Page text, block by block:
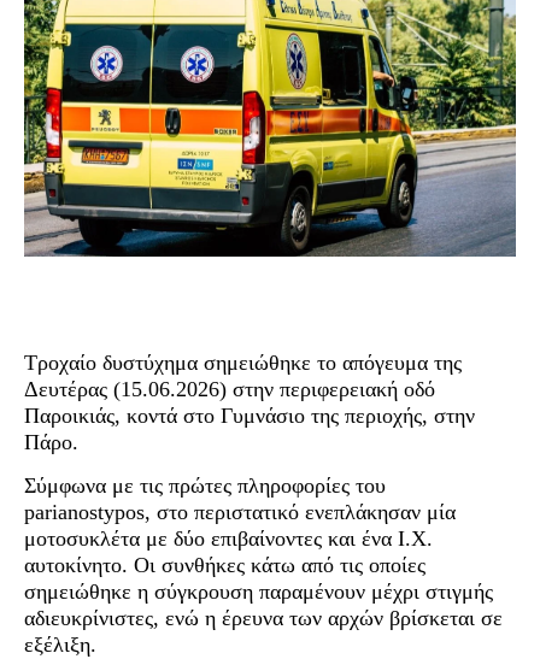
Τροχαίο δυστύχημα σημειώθηκε το απόγευμα της
Δευτέρας (15.06.2026) στην περιφερειακή οδό
Παροικιάς, κοντά στο Γυμνάσιο της περιοχής, στην
Πάρο.
Σύμφωνα με τις πρώτες πληροφορίες του
parianostypos, στο περιστατικό ενεπλάκησαν μία
μοτοσυκλέτα με δύο επιβαίνοντες και ένα Ι.Χ.
αυτοκίνητο. Οι συνθήκες κάτω από τις οποίες
σημειώθηκε η σύγκρουση παραμένουν μέχρι στιγμής
αδιευκρίνιστες, ενώ η έρευνα των αρχών βρίσκεται σε
εξέλιξη.